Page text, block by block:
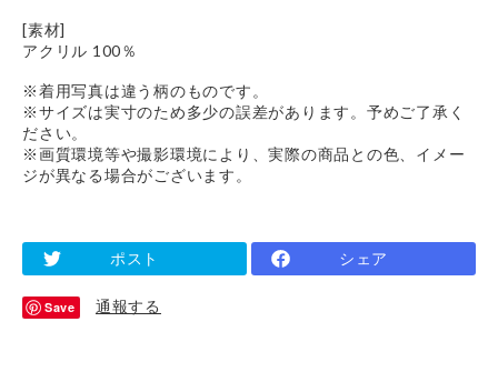
[素材]
アクリル 100％
※着用写真は違う柄のものです。
※サイズは実寸のため多少の誤差があります。予めご了承く
ださい。
※画質環境等や撮影環境により、実際の商品との色、イメー
ジが異なる場合がございます。
ポスト シェア
Save 通報する